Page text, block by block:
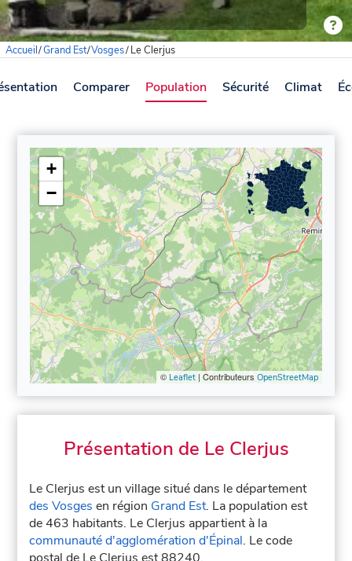
Accueil/Grand Est/Vosges/Le Clerjus
Comparer Population Sécurité Climat
+
−
© Leaflet| Contributeurs OpenStreetMap
Présentation de Le Clerjus
Le Clerjus est un village situé dans le département
des Vosges en région Grand Est. La population est
de 463 habitants. Le Clerjus appartient à la
communauté d'agglomération d'Épinal. Le code